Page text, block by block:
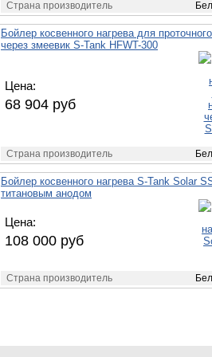
Страна производитель
Бойлер косвенного нагрева для
через змеевик S-Tank HFWT-300
Цена:
68 904 руб
Страна производитель
Бойлер косвенного нагрева S-Tank Solar
титановым анодом
Цена:
108 000 руб
Страна производитель